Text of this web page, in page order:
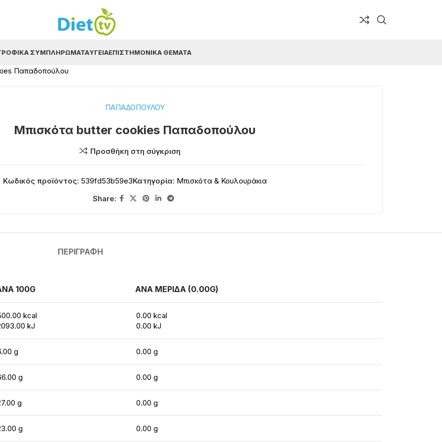
ΣΥΜΠΛΗΡΏΜΑΤΑΥΓΕΊΑΕΠΙΣΤΗΜΟΝΙΚΆ ΘΈΜΑΤΑ
Παπαδοπούλου
ΠΑΠΑΔΟΠΟΥΛΟΥ
Μπισκότα butter cookies Παπαδοπούλου
Προσθήκη στη σύγκριση
Κωδικός προϊόντος: 539fd53b59e3Κατηγορία: Μπισκότα & Κουλουράκια
Share:
ΠΕΡΙΓΡΑΦΉ
100G ΑΝΑ ΜΕΡΙΔΑ (0.00G)
kcal
kJ
0.00 kcal
0.00 kJ
g 0.00 g
g 0.00 g
g 0.00 g
g 0.00 g